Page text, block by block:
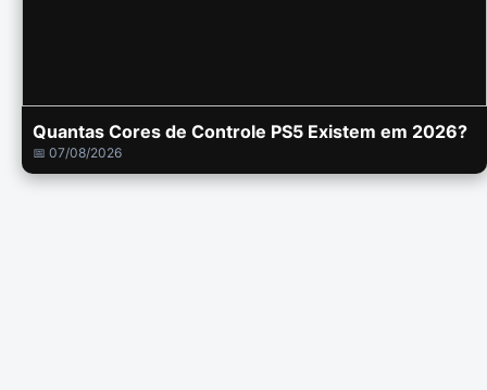
Quantas Cores de Controle PS5 Existem em 2026?
📅 07/08/2026